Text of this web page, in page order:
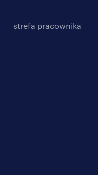
strefa pracownika